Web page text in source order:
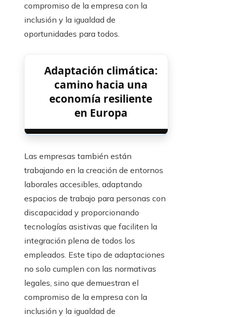
compromiso de la empresa con la
inclusión y la igualdad de
oportunidades para todos.
Adaptación climática:
camino hacia una
economía resiliente
en Europa
Las empresas también están
trabajando en la creación de entornos
laborales accesibles, adaptando
espacios de trabajo para personas con
discapacidad y proporcionando
tecnologías asistivas que faciliten la
integración plena de todos los
empleados. Este tipo de adaptaciones
no solo cumplen con las normativas
legales, sino que demuestran el
compromiso de la empresa con la
inclusión y la igualdad de